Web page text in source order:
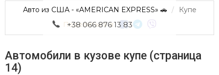
+38 066 876 13 83
Авто из США - «AMERICAN EXPRESS» 🚗
Купе
Поделиться в:
Автомобили в кузове купе (страница
14)